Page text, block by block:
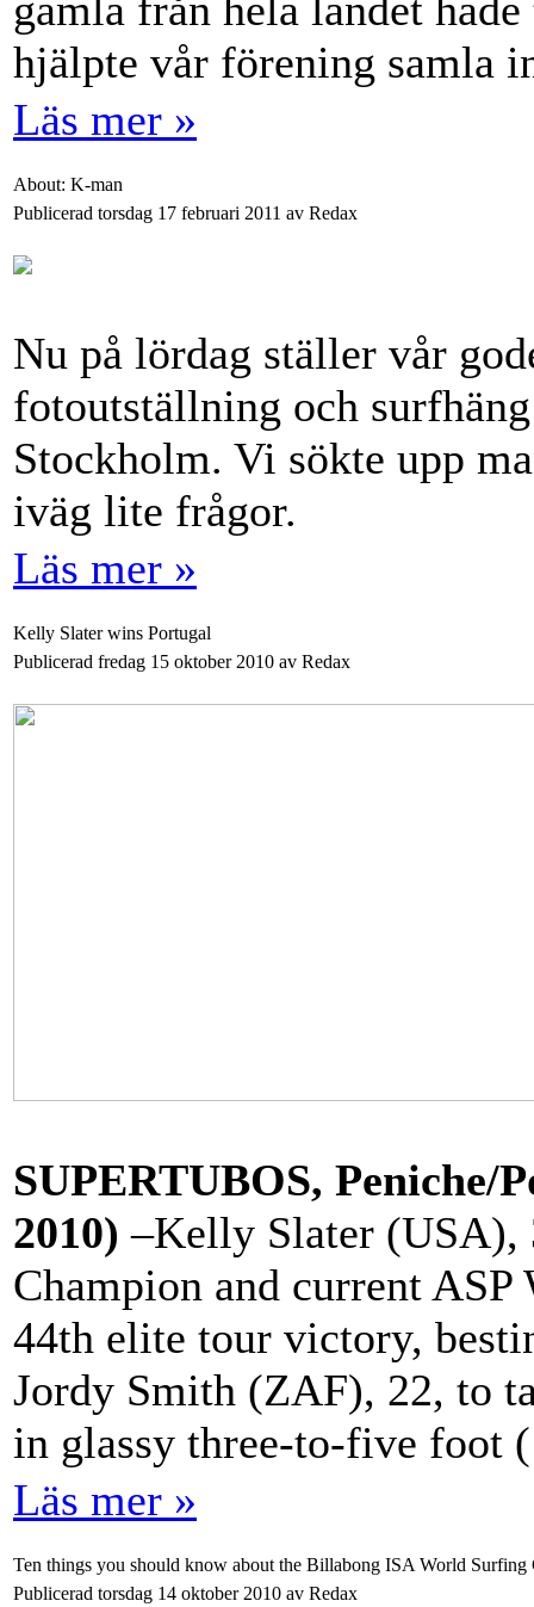
gamla från hela landet
hjälpte vår förening samla
Läs mer »
About: K-man
Publicerad torsdag 17 februari 2011 av Redax
Nu på lördag ställer vår
fotoutställning och
Stockholm. Vi sökte upp
iväg lite frågor.
Läs mer »
Kelly Slater wins Portugal
Publicerad fredag 15 oktober 2010 av Redax
SUPERTUBOS, Peniche/
2010) –Kelly Slater (USA),
Champion and current
44th elite tour victory,
Jordy Smith (ZAF), 22, to
in glassy three-to-five foot
Läs mer »
Ten things you should know about the Billabong ISA World Surfing
Publicerad torsdag 14 oktober 2010 av Redax